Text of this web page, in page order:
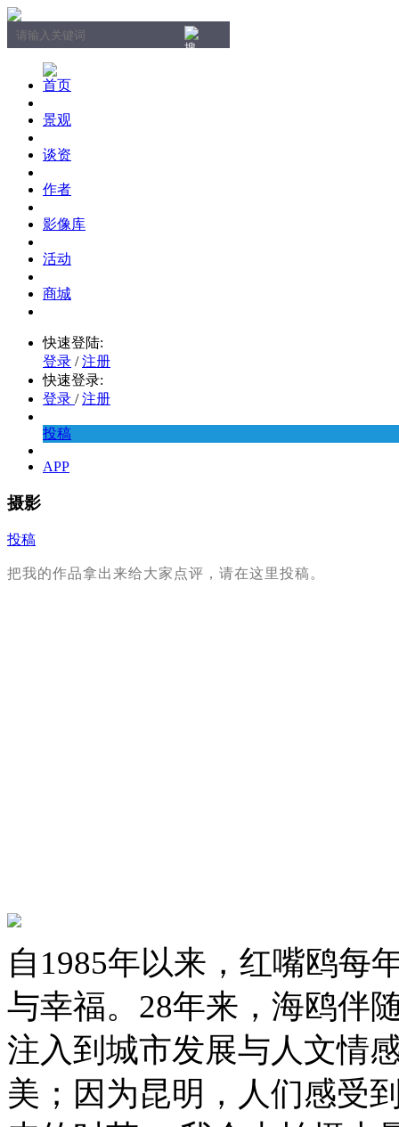
首页
景观
谈资
作者
影像库
活动
商城
快速登陆:
登录 / 注册
快速登录:
登录 / 注册
投稿
APP
摄影
投稿
把我的作品拿出来给大家点评，请在这里投稿。
自1985年以来，红嘴鸥每
与幸福。28年来，海鸥伴
注入到城市发展与人文情
美；因为昆明，人们感受